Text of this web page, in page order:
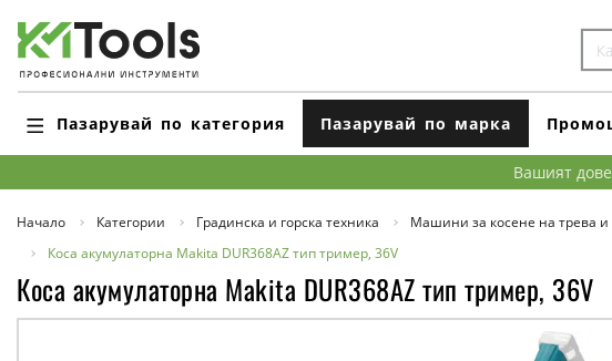
Пазарувай по категория Пазарувай по марка
Вашият
Начало Категории Градинска и горска техника Машини за косене на трева и
Коса акумулаторна Makita DUR368AZ тип тример, 36V
Коса акумулаторна Makita DUR368AZ тип тример, 36V